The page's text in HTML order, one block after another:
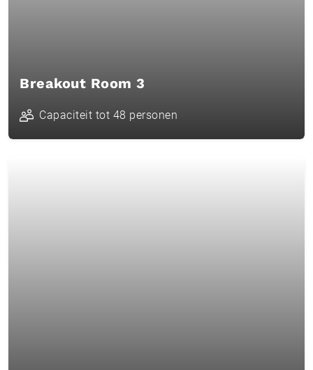
Breakout Room 3
Capaciteit tot 48 personen